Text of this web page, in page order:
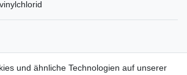
und ähnliche Technologien auf unserer